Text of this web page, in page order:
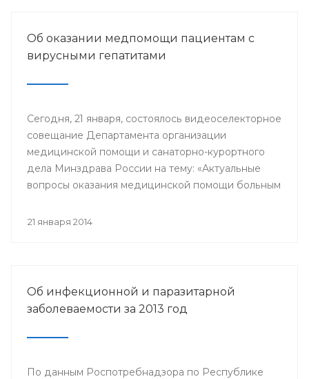
Об оказании медпомощи пациентам с
вирусными гепатитами
Сегодня, 21 января, состоялось видеоселекторное
совещание Департамента организации
медицинской помощи и санаторно-курортного
дела Минздрава России на тему: «Актуальные
вопросы оказания медицинской помощи больным
21 января 2014
Об инфекционной и паразитарной
заболеваемости за 2013 год
По данным Роспотребнадзора по Республике